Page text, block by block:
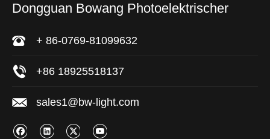
Dongguan Bowang Photoelektrischer
+ 86-0769-81099632
+86 18925518137
sales1@bw-light.com